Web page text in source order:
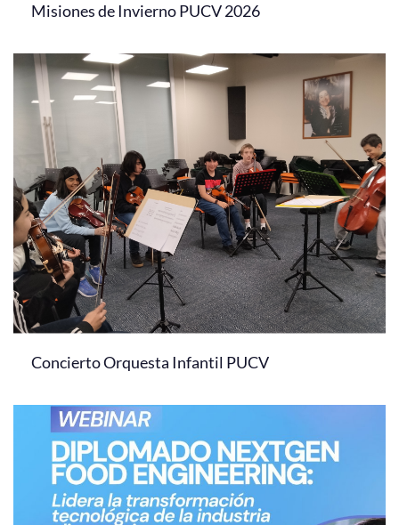
Misiones de Invierno PUCV 2026
Concierto Orquesta Infantil PUCV